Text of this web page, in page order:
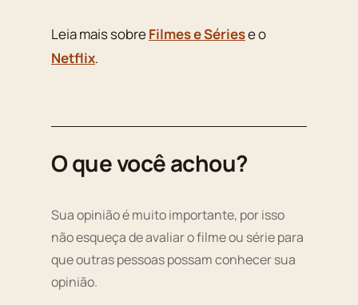
Leia mais sobreFilmes e Sériese o
Netflix.
O que você achou?
Sua opinião é muito importante, por isso
não esqueça de avaliar o filme ou série para
que outras pessoas possam conhecer sua
opinião.